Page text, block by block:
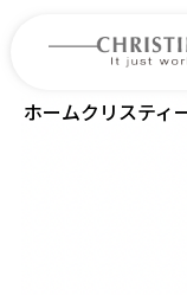
クリスティーナにつ
ホームクリスティ